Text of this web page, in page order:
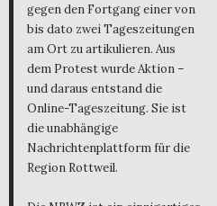
gegen den Fortgang einer von
bis dato zwei Tageszeitungen
am Ort zu artikulieren. Aus
dem Protest wurde Aktion –
und daraus entstand die
Online-Tageszeitung. Sie ist
die unabhängige
Nachrichtenplattform für die
Region Rottweil.